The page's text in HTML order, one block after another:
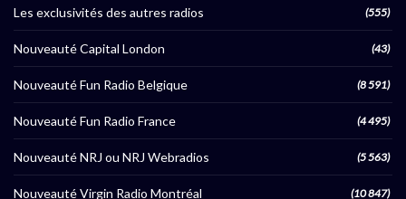
Les exclusivités des autres radios (555)
Nouveauté Capital London (43)
Nouveauté Fun Radio Belgique (8 591)
Nouveauté Fun Radio France (4 495)
Nouveauté NRJ ou NRJ Webradios (5 563)
Nouveauté Virgin Radio Montréal (10 847)